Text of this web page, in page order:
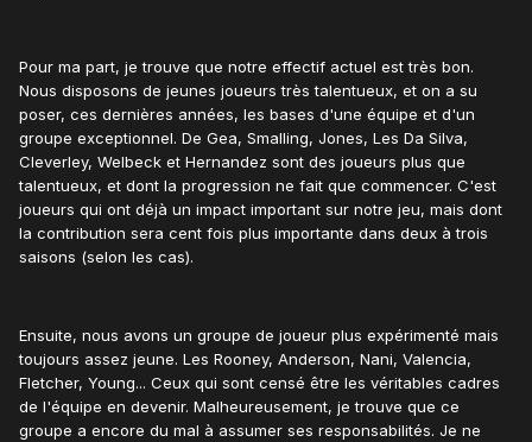
Pour ma part, je trouve que notre effectif actuel est très bon.
Nous disposons de jeunes joueurs très talentueux, et on a su
poser, ces dernières années, les bases d'une équipe et d'un
groupe exceptionnel. De Gea, Smalling, Jones, Les Da Silva,
Cleverley, Welbeck et Hernandez sont des joueurs plus que
talentueux, et dont la progression ne fait que commencer. C'est
joueurs qui ont déjà un impact important sur notre jeu, mais dont
la contribution sera cent fois plus importante dans deux à trois
saisons (selon les cas).
Ensuite, nous avons un groupe de joueur plus expérimenté mais
toujours assez jeune. Les Rooney, Anderson, Nani, Valencia,
Fletcher, Young... Ceux qui sont censé être les véritables cadres
de l'équipe en devenir. Malheureusement, je trouve que ce
groupe a encore du mal à assumer ses responsabilités. Je ne